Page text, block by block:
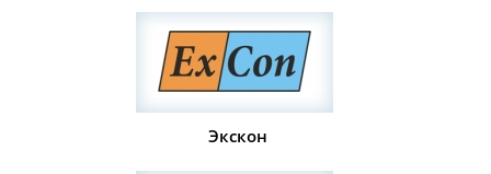
Экскон